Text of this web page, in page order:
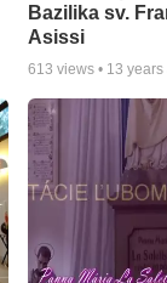
Bazilika sv.
Asissi
613 views • 13 years